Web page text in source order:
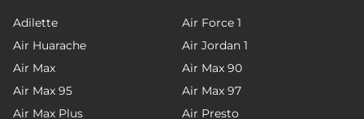
Adilette
Air Force 1
Air Huarache
Air Jordan 1
Air Max
Air Max 90
Air Max 95
Air Max 97
Air Max Plus
Air Presto